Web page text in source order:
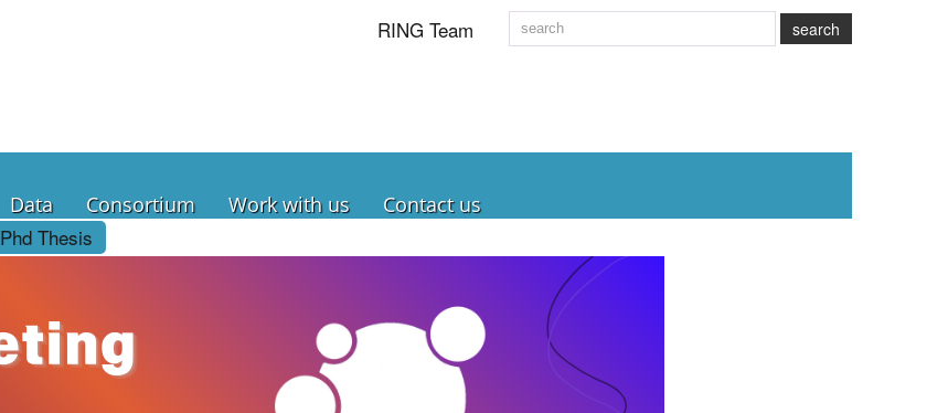
search
RING Team
Data Consortium Work with us Contact us
Phd Thesis